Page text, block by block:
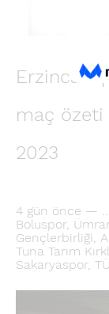
December
[Online
maç özeti
2023
4 gün önce —
Boluspor,
Gençlerbirliği,
Tuna Tarım
Sakaryaspor,